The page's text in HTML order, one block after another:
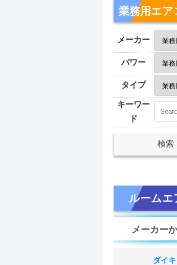
業務用エア
メーカー
パワー
タイプ
キーワー
ド
ルームエ
メーカー
ダイ